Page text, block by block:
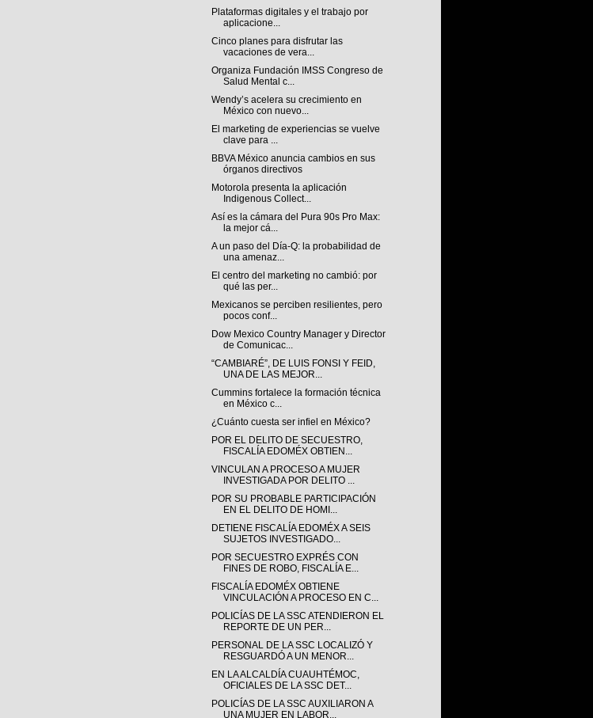
Plataformas digitales y el trabajo por
aplicacione...
Cinco planes para disfrutar las
vacaciones de vera...
Organiza Fundación IMSS Congreso de
Salud Mental c...
Wendy’s acelera su crecimiento en
México con nuevo...
El marketing de experiencias se vuelve
clave para ...
BBVA México anuncia cambios en sus
órganos directivos
Motorola presenta la aplicación
Indigenous Collect...
Así es la cámara del Pura 90s Pro Max:
la mejor cá...
A un paso del Día-Q: la probabilidad de
una amenaz...
El centro del marketing no cambió: por
qué las per...
Mexicanos se perciben resilientes, pero
pocos conf...
Dow Mexico Country Manager y Director
de Comunicac...
“CAMBIARÉ”, DE LUIS FONSI Y FEID,
UNA DE LAS MEJOR...
Cummins fortalece la formación técnica
en México c...
¿Cuánto cuesta ser infiel en México?
POR EL DELITO DE SECUESTRO,
FISCALÍA EDOMÉX OBTIEN...
VINCULAN A PROCESO A MUJER
INVESTIGADA POR DELITO ...
POR SU PROBABLE PARTICIPACIÓN
EN EL DELITO DE HOMI...
DETIENE FISCALÍA EDOMÉX A SEIS
SUJETOS INVESTIGADO...
POR SECUESTRO EXPRÉS CON
FINES DE ROBO, FISCALÍA E...
FISCALÍA EDOMÉX OBTIENE
VINCULACIÓN A PROCESO EN C...
POLICÍAS DE LA SSC ATENDIERON EL
REPORTE DE UN PER...
PERSONAL DE LA SSC LOCALIZÓ Y
RESGUARDÓ A UN MENOR...
EN LA ALCALDÍA CUAUHTÉMOC,
OFICIALES DE LA SSC DET...
POLICÍAS DE LA SSC AUXILIARON A
UNA MUJER EN LABOR...